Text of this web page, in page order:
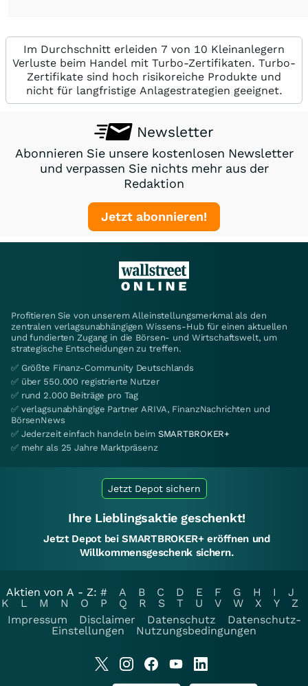
Im Durchschnitt erleiden 7 von 10 Kleinanlegern
Verluste beim Handel mit Turbo-Zertifikaten. Turbo-
Zertifikate sind hoch risikoreiche Produkte und
nicht für langfristige Anlagestrategien geeignet.
Newsletter
Abonnieren Sie unsere kostenlosen Newsletter
und verpassen Sie nichts mehr aus der
Redaktion
Jetzt abonnieren!
Profitieren Sie von unserem Alleinstellungsmerkmal als den
zentralen verlagsunabhängigen Wissens-Hub für einen aktuellen
und fundierten Zugang in die Börsen- und Wirtschaftswelt, um
strategische Entscheidungen zu treffen.
✅ Größte Finanz-Community Deutschlands
✅ über 550.000 registrierte Nutzer
✅ rund 2.000 Beiträge pro Tag
✅ verlagsunabhängige Partner ARIVA, FinanzNachrichten und
BörsenNews
✅ Jederzeit einfach handeln beim SMARTBROKER+
✅ mehr als 25 Jahre Marktpräsenz
Jetzt Depot sichern
Ihre Lieblingsaktie geschenkt!
Jetzt Depot bei SMARTBROKER+ eröffnen und
Willkommensgeschenk sichern.
Aktien von A - Z: # A B C D E F G H I
J
K
L M N O P Q R S T U V W X Y
Z
Impressum
Disclaimer Datenschutz
Datenschutz-
Einstellungen
Nutzungsbedingungen